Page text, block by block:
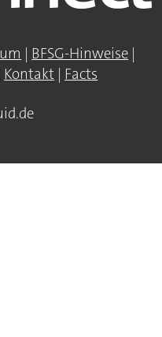
| BFSG-Hinweise |
Kontakt | Facts